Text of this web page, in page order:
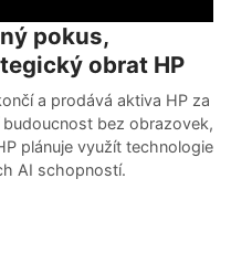
pokus,
obrat HP
a prodává aktiva HP za
budoucnost bez obrazovek,
plánuje využít technologie
AI schopností.